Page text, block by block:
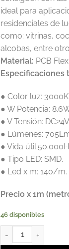
ideal para
residenciales de
como: vitrinas,
alcobas, entre
Material: PCB
Especificaciones
● Color luz: 3000K.
● W Potencia:
● V Tensión:
● Lúmenes:
● Vida
● Tipo LED: SMD.
● Led x m: 140/m.
Precio x 1m
46 disponibles
AURORA - Cinta de